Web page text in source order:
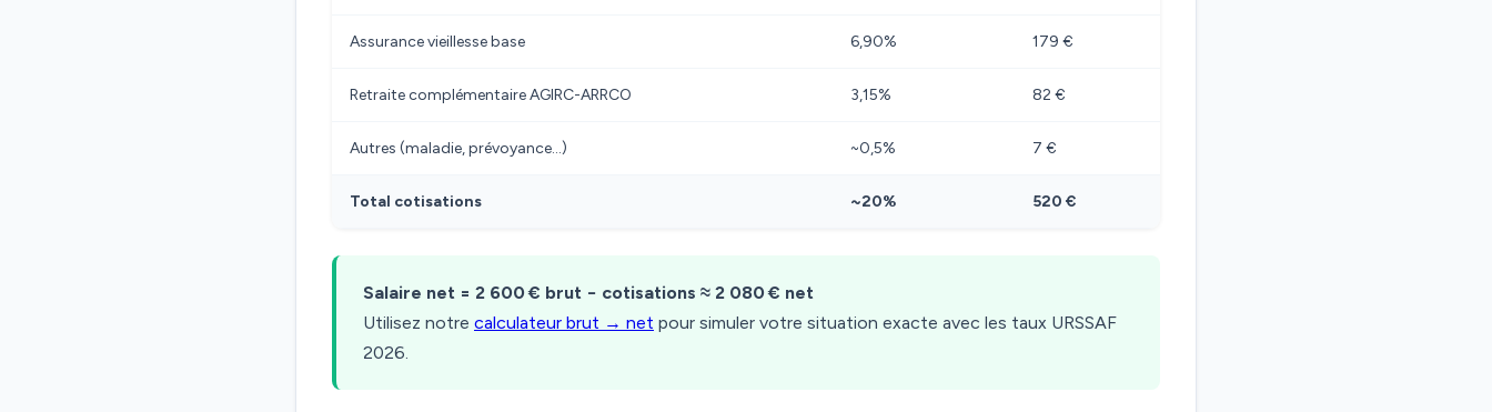
Assurance vieillesse base 6,90% 179 €
Retraite complémentaire AGIRC-ARRCO 3,15% 82 €
Autres (maladie, prévoyance…) ~0,5% 7 €
Total cotisations ~20% 520 €
Salaire net = 2 600 € brut − cotisations ≈ 2 080 € net
Utilisez notre calculateur brut → net pour simuler votre situation exacte avec les taux URSSAF
2026.